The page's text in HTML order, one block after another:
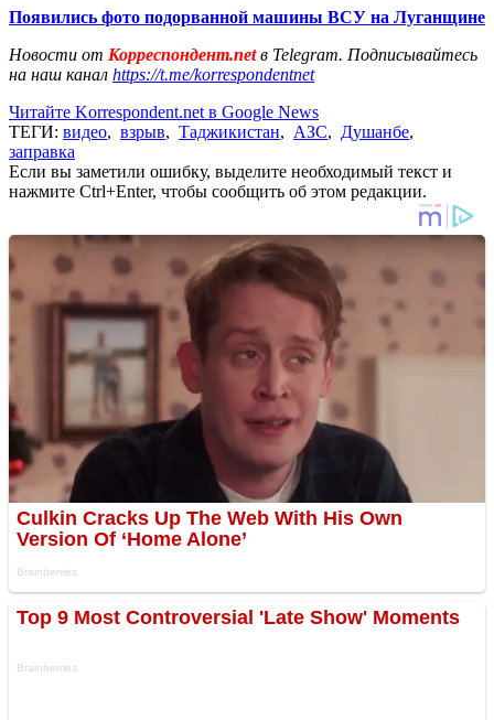
Появились фото подорванной машины ВСУ на Луганщине
Новости от Корреспондент.netв Telegram. Подписывайтесь
на наш канал https://t.me/korrespondentnet
Читайте Korrespondent.net в Google News
ТЕГИ: видео, взрыв, Таджикистан, АЗС, Душанбе,
заправка
Если вы заметили ошибку, выделите необходимый текст и
нажмите Ctrl+Enter, чтобы сообщить об этом редакции.